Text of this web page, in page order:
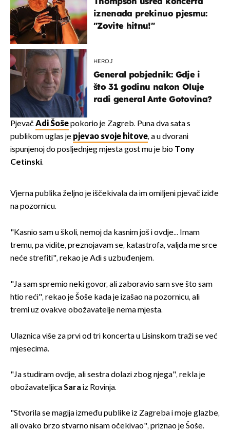
iznenada prekinuo pjesmu:
"Zovite hitnu!"
HEROJ
General pobjednik: Gdje i
što 31 godinu nakon Oluje
radi general Ante Gotovina?
Pjevač Adi Šošepokorio je Zagreb. Puna dva sata s
publikom uglas je pjevao svoje hitove, a u dvorani
ispunjenoj do posljednjeg mjesta gost mu je bio Tony
Cetinski.
Vjerna publika željno je iščekivala da im omiljeni pjevač iziđe
na pozornicu.
"Kasnio sam u školi, nemoj da kasnim još i ovdje... Imam
tremu, pa vidite, preznojavam se, katastrofa, valjda me srce
neće strefiti", rekao je Adi s uzbuđenjem.
"Ja sam spremio neki govor, ali zaboravio sam sve što sam
htio reći", rekao je Šoše kada je izašao na pozornicu, ali
tremi uz ovakve obožavatelje nema mjesta.
Ulaznica više za prvi od tri koncerta u Lisinskom traži se već
mjesecima.
"Ja studiram ovdje, ali sestra dolazi zbog njega", rekla je
obožavateljicaSara iz Rovinja.
"Stvorila se magija između publike iz Zagreba i moje glazbe,
ali ovako brzo stvarno nisam očekivao", priznao je Šoše.